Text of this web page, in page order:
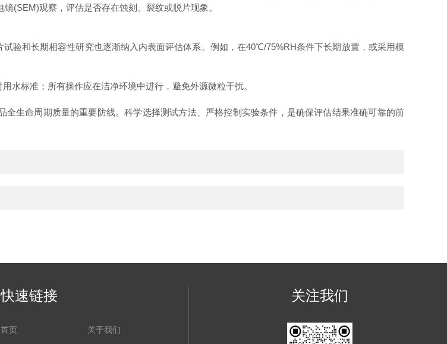
(SEM)观察，评估是否存在蚀刻、裂纹或脱片现象。
和长期相容性研究也逐渐纳入内表面评估体系。例如，在40℃/75%RH条件下长期放置，或采用模
标准；所有操作应在洁净环境中进行，避免外源微粒干扰。
命周期质量的重要防线。科学选择测试方法、严格控制实验条件，是确保评估结果准确可靠的前
快速链接
首页 关于我们
关注我们